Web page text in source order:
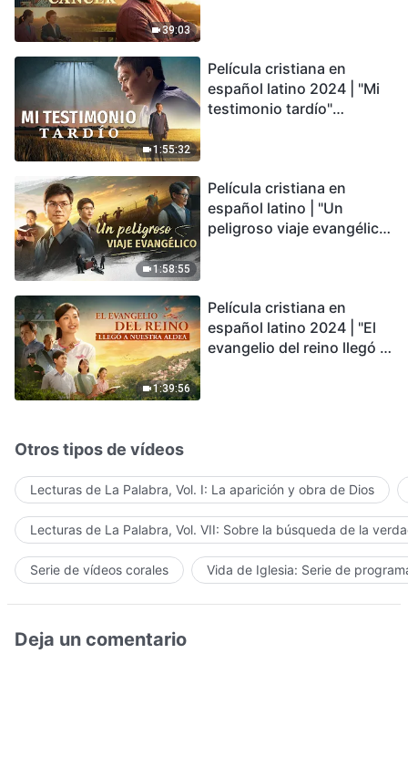
39:03
1:55:32
Película cristiana en
español latino 2024 | "Mi
testimonio tardío"
conmovedor
1:58:55
Película cristiana en
español latino | "Un
peligroso viaje evangélico"
1:39:56
Película cristiana en
español latino 2024 | "El
evangelio del reino llegó a
Otros tipos de vídeos
Lecturas de La Palabra, Vol. I: La aparición y obra de Dios
Lecturas de La Palabra, Vol. VII: Sobre la búsqueda de la
Serie de vídeos corales Vida de Iglesia: Serie de
Deja un comentario